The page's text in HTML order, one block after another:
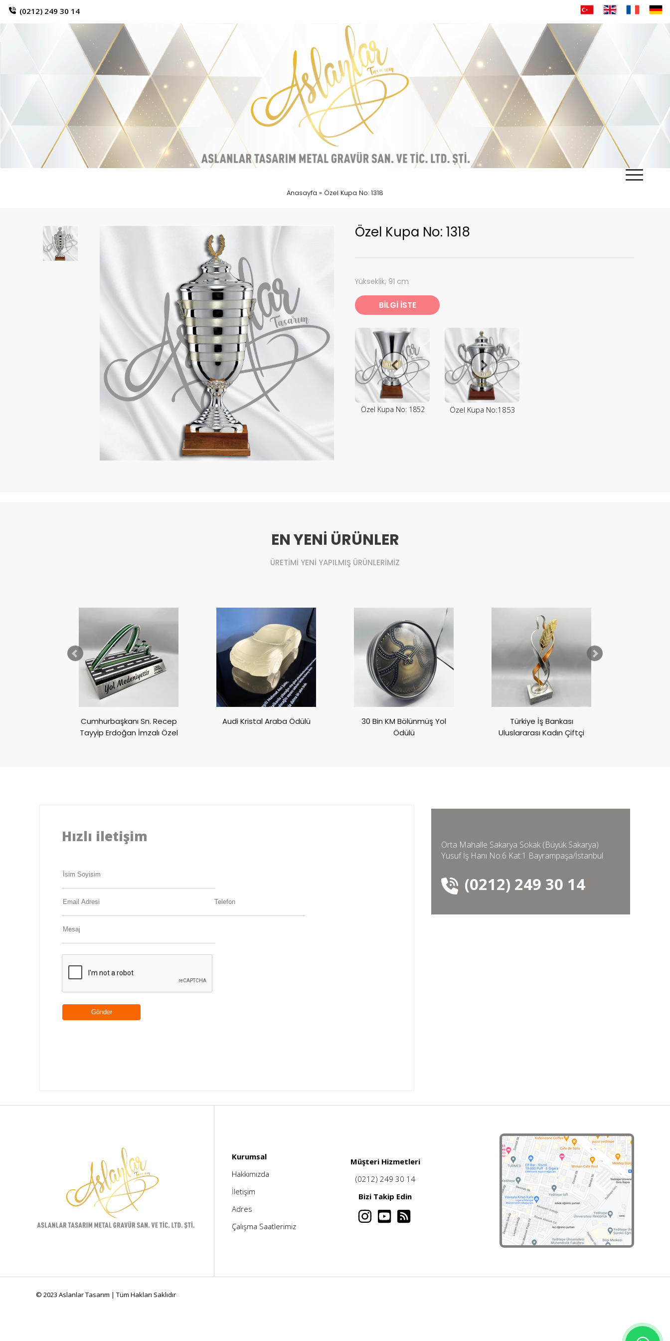
(0212) 249 30 14
Anasayfa » Özel Kupa No: 1318
Özel Kupa No: 1318
Yükseklik; 91 cm
BİLGİ İSTE
Özel Kupa No: 1852 Özel Kupa No:1853
EN YENİ ÜRÜNLER
ÜRETİMİ YENİ YAPILMIŞ ÜRÜNLERİMİZ
Cumhurbaşkanı Sn. Recep
Tayyip Erdoğan İmzalı Özel
Audi Kristal Araba Ödülü
30 Bin KM Bölünmüş Yol
Ödülü
Türkiye İş Bankası
Uluslararası Kadın Çiftçi
Hızlı iletişim
Orta Mahalle Sakarya Sokak (Büyük Sakarya)
Yusuf İş Hanı No:6 Kat:1 Bayrampaşa/İstanbul
(0212) 249 30 14
Kurumsal
Hakkımızda
İletişim
Adres
Çalışma Saatlerimiz
Müşteri Hizmetleri
(0212) 249 30 14
Bizi Takip Edin
© 2023 Aslanlar Tasarım | Tüm Hakları Saklıdır